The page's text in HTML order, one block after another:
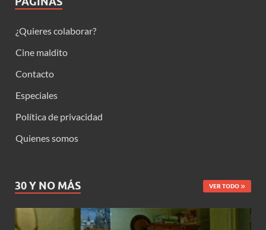
¿Quieres colaborar?
Cine maldito
Contacto
Especiales
Política de privacidad
Quienes somos
30 Y NO MÁS VER TODO